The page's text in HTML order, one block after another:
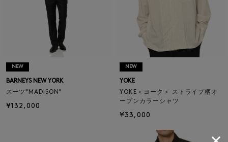
NEW
BARNEYS NEW YORK
スーツ"MADISON"
¥132,000
NEW
YOKE
YOKE＜ヨーク＞ ストライプ柄オ
ープンカラーシャツ
¥33,000